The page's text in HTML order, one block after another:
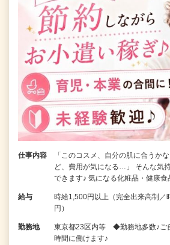
仕事内容
「このコスメ、自分の肌に合うか
ど、費用が気になる…」 そんな気
できます♪ 気になる化粧品・健康
給与
時給1,500円以上（完全出来高制／
円）
勤務地
東京都23区内等 ◆勤務地多数♪ご
時間に働けます♪